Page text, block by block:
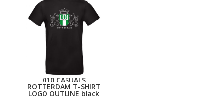
010 CASUALS
ROTTERDAM T-SHIRT
LOGO OUTLINE black